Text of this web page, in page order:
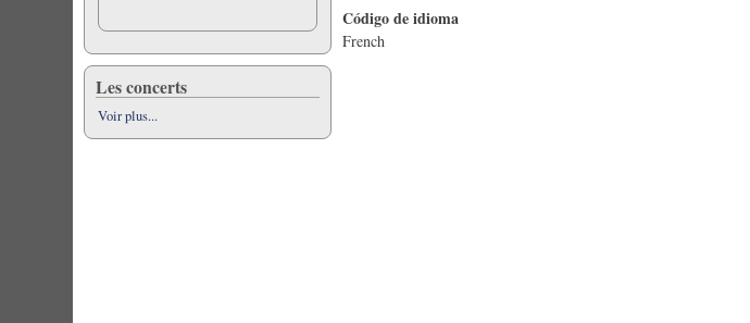
Código de idioma
French
Les concerts
Voir plus...